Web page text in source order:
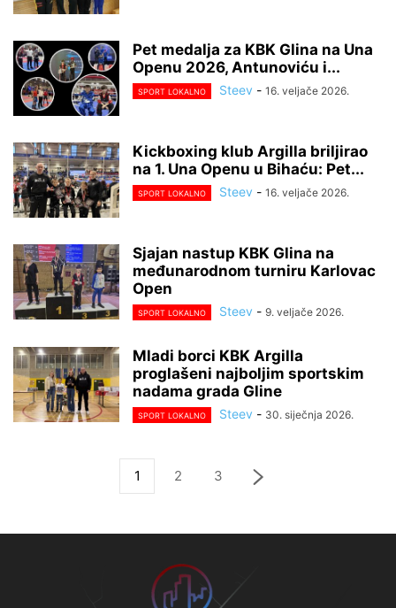
Pet medalja za KBK Glina na Una
Openu 2026, Antunoviću i...
SPORT LOKALNO Steev - 16. veljače 2026.
Kickboxing klub Argilla briljirao
na 1. Una Openu u Bihaću: Pet...
SPORT LOKALNO Steev - 16. veljače 2026.
Sjajan nastup KBK Glina na
međunarodnom turniru Karlovac
Open
SPORT LOKALNO Steev - 9. veljače 2026.
Mladi borci KBK Argilla
proglašeni najboljim sportskim
nadama grada Gline
SPORT LOKALNO Steev - 30. siječnja 2026.
1 2 3